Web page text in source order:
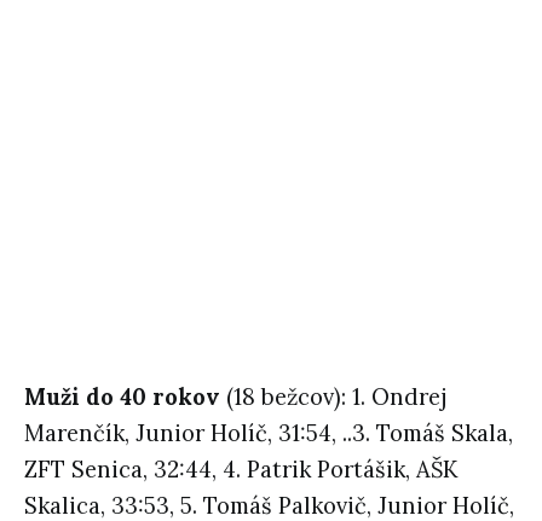
Muži do 40 rokov (18 bežcov): 1. Ondrej
Marenčík, Junior Holíč, 31:54, ..3. Tomáš Skala,
ZFT Senica, 32:44, 4. Patrik Portášik, AŠK
Skalica, 33:53, 5. Tomáš Palkovič, Junior Holíč,